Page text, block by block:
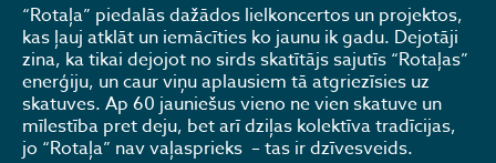
“Rotaļa” piedalās dažādos lielkoncertos un projektos,
kas ļauj atklāt un iemācīties ko jaunu ik gadu. Dejotāji
zina, ka tikai dejojot no sirds skatītājs sajutīs “Rotaļas”
enerģiju, un caur viņu aplausiem tā atgriezīsies uz
skatuves. Ap 60 jauniešus vieno ne vien skatuve un
mīlestība pret deju, bet arī dziļas kolektīva tradīcijas,
jo “Rotaļa” nav vaļasprieks – tas ir dzīvesveids.